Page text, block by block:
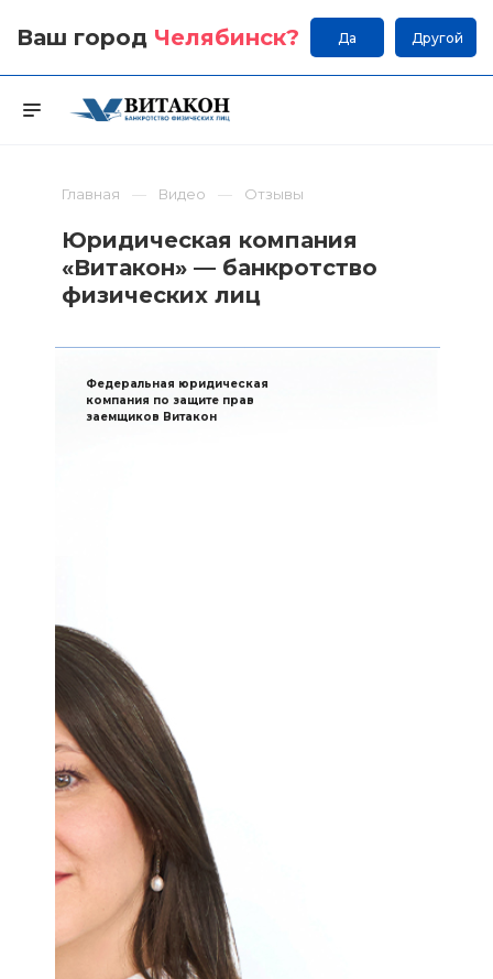
Ваш город Челябинск? Да Другой
Главная Видео Отзывы
Юридическая компания
«Витакон» — банкротство
физических лиц
Федеральная юридическая
компания по защите прав
заемщиков Витакон